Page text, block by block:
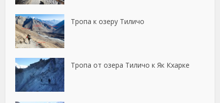
Тропа к озеру Тиличо
Тропа от озера Тиличо к Як Кхарке